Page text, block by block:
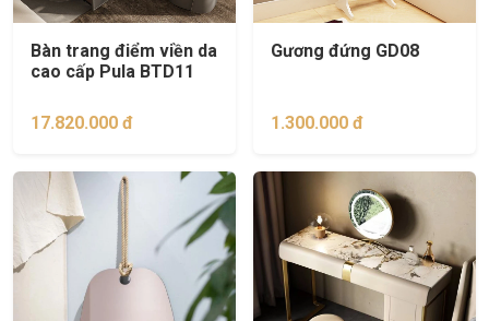
Bàn trang điểm viền da
cao cấp Pula BTD11
17.820.000 đ
Gương đứng GD08
1.300.000 đ